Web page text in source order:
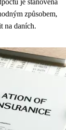
je stanovena
způsobem,
na daních.